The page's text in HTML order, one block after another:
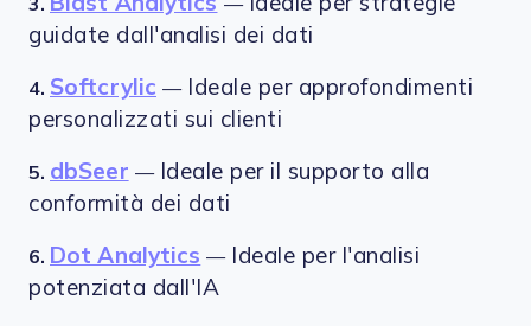
3. —
guidate dall'analisi dei dati
4. Softcrylic —
Ideale per approfondimenti
personalizzati sui clienti
5. dbSeer — Ideale per il supporto alla
conformità dei dati
6. Dot Analytics —
Ideale per l'analisi
potenziata dall'IA